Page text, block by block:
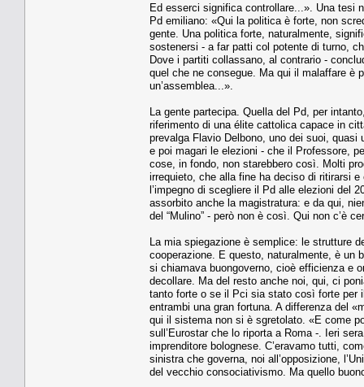
Ed esserci significa controllare...». Una tesi
Pd emiliano: «Qui la politica è forte, non
gente. Una politica forte, naturalmente,
sostenersi - a far patti col potente di turno,
Dove i partiti collassano, al contrario -
quel che ne consegue. Ma qui il malaffare è
un’assemblea...».
La gente partecipa. Quella del Pd, per
riferimento di una élite cattolica capace in
prevalga Flavio Delbono, uno dei suoi,
e poi magari le elezioni - che il Professore,
cose, in fondo, non starebbero così. Molti
irrequieto, che alla fine ha deciso di ritirarsi
l’impegno di scegliere il Pd alle elezioni del
assorbito anche la magistratura: e da qui,
del “Mulino” - però non è così. Qui non c’è
La mia spiegazione è semplice: le strutture
cooperazione. E questo, naturalmente, è un
si chiamava buongoverno, cioè efficienza e
decollare. Ma del resto anche noi, qui, ci
tanto forte o se il Pci sia stato così forte per
entrambi una gran fortuna. A differenza del
qui il sistema non si è sgretolato. «E come
sull’Eurostar che lo riporta a Roma -. Ieri
imprenditore bolognese. C’eravamo tutti,
sinistra che governa, noi all’opposizione,
del vecchio consociativismo. Ma quello